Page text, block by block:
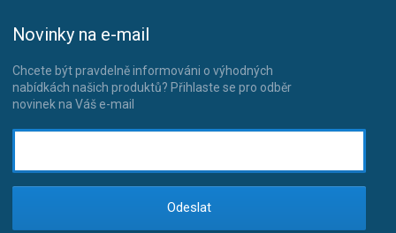
Novinky na e-mail
Chcete být pravdelně informováni o výhodných
nabídkách našich produktů? Přihlaste se pro odběr
novinek na Váš e-mail
Odeslat